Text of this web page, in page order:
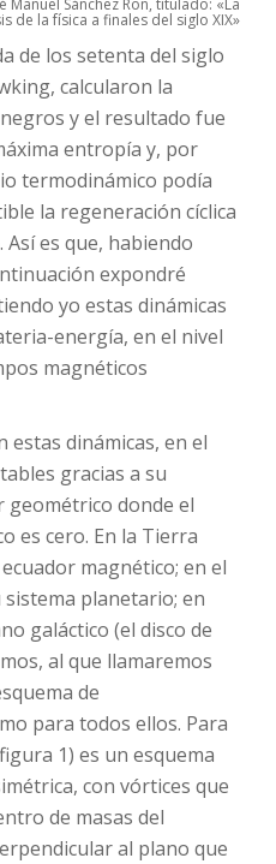
de la física a finales del siglo XIX»
de los setenta del siglo
calcularon la
y el resultado fue
entropía y, por
termodinámico podía
la regeneración cíclica
es que, habiendo
expondré
yo estas dinámicas
energía, en el nivel
magnéticos
estas dinámicas, en el
gracias a su
donde el
es cero. En la Tierra
magnético; en el
planetario; en
galáctico (el disco de
al que llamaremos
de
para todos ellos. Para
1) es un esquema
con vórtices que
de masas del
al plano que